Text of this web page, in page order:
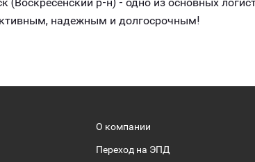
надежным и долгосрочным!
О компании
Переход на ЭПД